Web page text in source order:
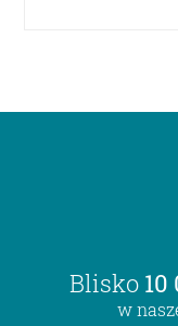
Blisko
w